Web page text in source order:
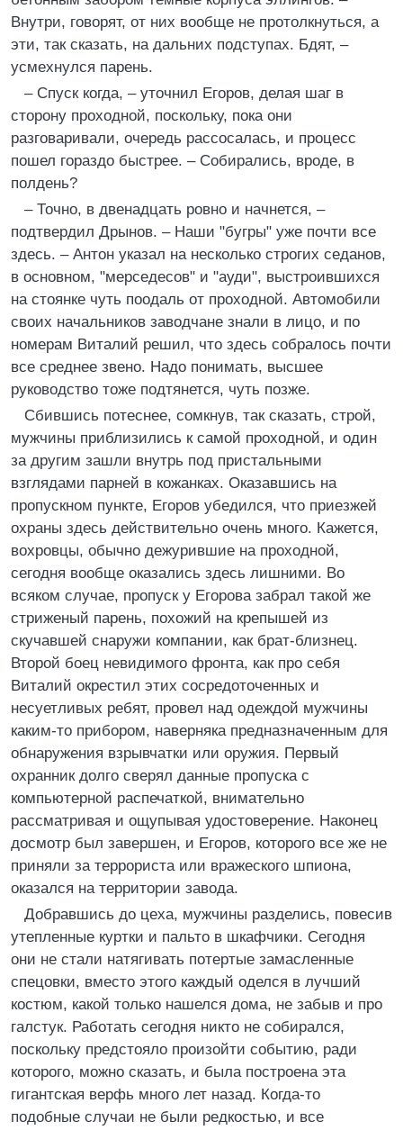
Внутри, говорят, от них вообще не протолкнуться, а
эти, так сказать, на дальних подступах. Бдят, –
усмехнулся парень.
– Спуск когда, – уточнил Егоров, делая шаг в
сторону проходной, поскольку, пока они
разговаривали, очередь рассосалась, и процесс
пошел гораздо быстрее. – Собирались, вроде, в
полдень?
– Точно, в двенадцать ровно и начнется, –
подтвердил Дрынов. – Наши "бугры" уже почти все
здесь. – Антон указал на несколько строгих седанов,
в основном, "мерседесов" и "ауди", выстроившихся
на стоянке чуть поодаль от проходной. Автомобили
своих начальников заводчане знали в лицо, и по
номерам Виталий решил, что здесь собралось почти
все среднее звено. Надо понимать, высшее
руководство тоже подтянется, чуть позже.
Сбившись потеснее, сомкнув, так сказать, строй,
мужчины приблизились к самой проходной, и один
за другим зашли внутрь под пристальными
взглядами парней в кожанках. Оказавшись на
пропускном пункте, Егоров убедился, что приезжей
охраны здесь действительно очень много. Кажется,
вохровцы, обычно дежурившие на проходной,
сегодня вообще оказались здесь лишними. Во
всяком случае, пропуск у Егорова забрал такой же
стриженый парень, похожий на крепышей из
скучавшей снаружи компании, как брат-близнец.
Второй боец невидимого фронта, как про себя
Виталий окрестил этих сосредоточенных и
несуетливых ребят, провел над одеждой мужчины
каким-то прибором, наверняка предназначенным для
обнаружения взрывчатки или оружия. Первый
охранник долго сверял данные пропуска с
компьютерной распечаткой, внимательно
рассматривая и ощупывая удостоверение. Наконец
досмотр был завершен, и Егоров, которого все же не
приняли за террориста или вражеского шпиона,
оказался на территории завода.
Добравшись до цеха, мужчины разделись, повесив
утепленные куртки и пальто в шкафчики. Сегодня
они не стали натягивать потертые замасленные
спецовки, вместо этого каждый оделся в лучший
костюм, какой только нашелся дома, не забыв и про
галстук. Работать сегодня никто не собирался,
поскольку предстояло произойти событию, ради
которого, можно сказать, и была построена эта
гигантская верфь много лет назад. Когда-то
подобные случаи не были редкостью, и все